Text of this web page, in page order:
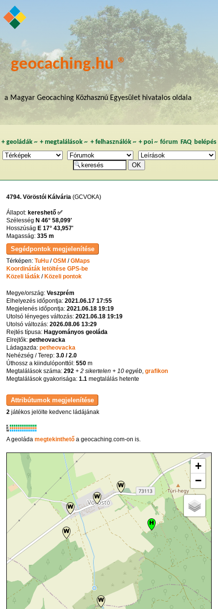
geocaching.hu ®
a Magyar Geocaching Közhasznú Egyesület hivatalos oldala
+ geoládák~ +megtalálások ~ + felhasználók~ + poi~ fórum FAQ belépés
4794. Vöröstói Kálvária (GCVOKA)
Állapot: kereshető ✅
Szélesség N 46° 58,099'
Hosszúság E 17° 43,957'
Magasság:335 m
Térképen:TuHu /OSM /GMaps
Koordináták letöltése GPS-be
Közeli ládák / Közeli pontok
Megye/ország:Veszprém
Elhelyezés időpontja:2021.06.17 17:55
Megjelenés időpontja:2021.06.18 19:19
Utolsó lényeges változás:2021.06.18 19:19
Utolsó változás:2026.08.06 13:29
Rejtés típusa: Hagyományos geoláda
Elrejtők:petheovacka
Ládagazda:petheovacka
Nehézség / Terep:3.0 / 2.0
Úthossz a kiindulóponttól:550 m
Megtalálások száma:292 + 2 sikertelen + 10 egyéb,grafikon
Megtalálások gyakorisága:1.1 megtalálás hetente
2 játékos jelölte kedvenc ládájának
K
R
W
A geoládamegtekinthető a geocaching.com-on is.
+
−